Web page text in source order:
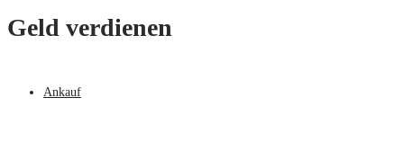
Geld verdienen
Ankauf